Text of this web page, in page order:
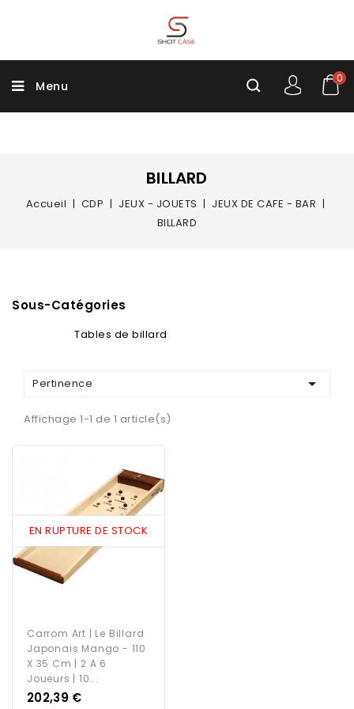
Menu
0
BILLARD
Accueil CDP JEUX - JOUETS
JEUX DE CAFE - BAR
BILLARD
Sous-Catégories
Tables de billard
Pertinence 
Affichage 1-1 de 1 article(s)
EN RUPTURE DE STOCK
Carrom Art | Le Billard
Japonais Mango - 110
X 35 Cm | 2 A 6
Joueurs | 10...
Prix
202,39 €